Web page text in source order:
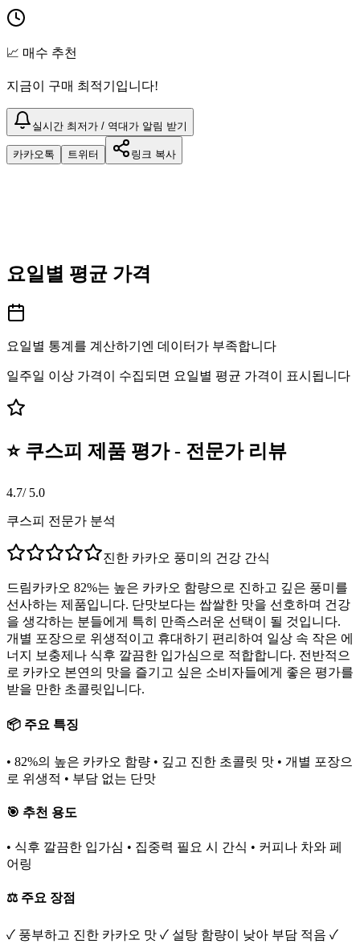
📈 매수 추천
지금이 구매 최적기입니다!
실시간 최저가 / 역대가 알림 받기
카카오톡 트위터 링크 복사
요일별 평균 가격
요일별 통계를 계산하기엔 데이터가 부족합니다
일주일 이상 가격이 수집되면 요일별 평균 가격이 표시됩니다
⭐ 쿠스피 제품 평가 - 전문가 리뷰
4.7/ 5.0
쿠스피 전문가 분석
진한 카카오 풍미의 건강 간식
드림카카오 82%는 높은 카카오 함량으로 진하고 깊은 풍미를
선사하는 제품입니다. 단맛보다는 쌉쌀한 맛을 선호하며 건강
을 생각하는 분들에게 특히 만족스러운 선택이 될 것입니다.
개별 포장으로 위생적이고 휴대하기 편리하여 일상 속 작은 에
너지 보충제나 식후 깔끔한 입가심으로 적합합니다. 전반적으
로 카카오 본연의 맛을 즐기고 싶은 소비자들에게 좋은 평가를
받을 만한 초콜릿입니다.
📦 주요 특징
• 82%의 높은 카카오 함량 • 깊고 진한 초콜릿 맛 • 개별 포장으
로 위생적 • 부담 없는 단맛
🎯 추천 용도
• 식후 깔끔한 입가심 • 집중력 필요 시 간식 • 커피나 차와 페
어링
⚖️ 주요 장점
✓ 풍부하고 진한 카카오 맛 ✓ 설탕 함량이 낮아 부담 적음 ✓